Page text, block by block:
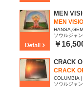
MEN
MEN
ソウルジャ
819
￥
CRACK
CRACK
COLUMBIA
ソウルジャ